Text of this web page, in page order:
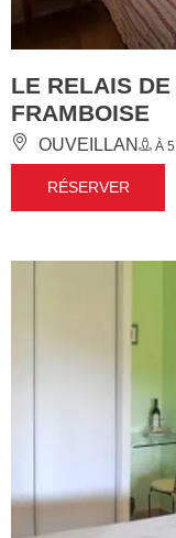
LE RELAIS
FRAMBOISE
OUVEILLAN À
RÉSERVER